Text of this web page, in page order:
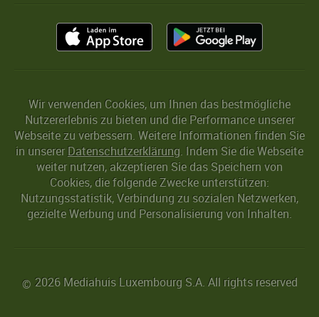
Wir verwenden Cookies, um Ihnen das bestmögliche
Nutzererlebnis zu bieten und die Performance unserer
Webseite zu verbessern. Weitere Informationen finden Sie
in unserer Datenschutzerklärung. Indem Sie die Webseite
weiter nutzen, akzeptieren Sie das Speichern von
Cookies, die folgende Zwecke unterstützen:
Nutzungsstatistik, Verbindung zu sozialen Netzwerken,
gezielte Werbung und Personalisierung von Inhalten.
© 2026 Mediahuis Luxembourg S.A. All rights reserved